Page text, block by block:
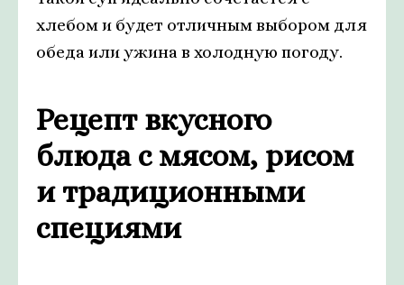
хлебом и будет отличным выбором для
обеда или ужина в холодную погоду.
Рецепт вкусного
блюда с мясом, рисом
и традиционными
специями